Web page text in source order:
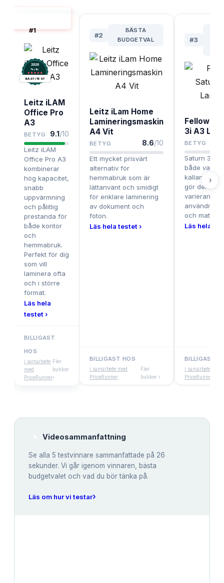
#1
2026
Testix.
BÄST I TEST
Leitz iLAM
Office Pro
A3
BETYG 9.1/10
Leitz iLAM
Office Pro A3
kombinerar
hög kapacitet,
snabb
uppvärmning
och pålitlig
prestanda för
både kontor
och
hemmabruk.
Perfekt för dig
som vill
laminera ofta
och i större
format.
Läs hela
testet ›
BILLIGAST
HOS
i samarbete
med
PriceRunner
Fler
butiker
›
#2
BÄSTA
BUDGETVAL
Leitz iLam Home
Lamineringsmaskin
A4 Vit
BETYG 8.6/10
Ett mycket prisvärt
alternativ för
hemmabruk som är
lättanvänt och smidigt
för enklare laminering
av dokument och
foton.
Läs hela testet ›
BILLIGAST HOS
i samarbete med
PriceRunner
Fler
butiker ›
#3
Fellowes
3i A3
BETYG
Saturn 3i
både varm-
gör den
varierande
och
Läs hela
BILLIGAST
i samarbete med
PriceRunner
›
Videosammanfattning
Se alla 5 testvinnare sammanfattade på 26
sekunder. Vi går igenom vinnaren, bästa
budgetvalet och vad du bör tänka på.
Läs om hur vi testar›